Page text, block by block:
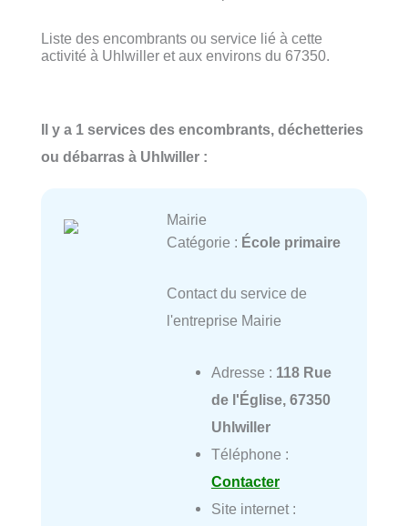
Liste des encombrants ou service lié à cette
activité à Uhlwiller et aux environs du 67350.
Il y a 1 services des encombrants, déchetteries
ou débarras à Uhlwiller :
Mairie
Catégorie : École primaire
Contact du service de
l'entreprise Mairie
Adresse : 118 Rue
de l'Église, 67350
Uhlwiller
Téléphone :
Contacter
Site internet :